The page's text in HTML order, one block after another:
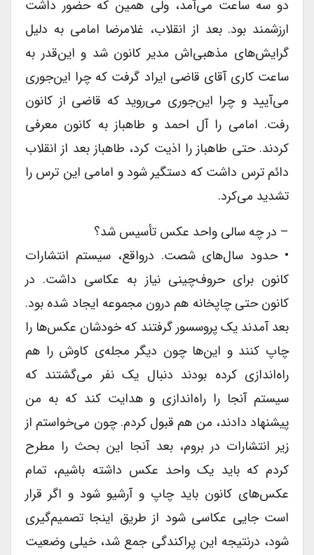
دو سه ساعت می‌آمد، ولی همین که حضور داشت
ارزشمند بود. بعد از انقلاب، غلامرضا امامی به دلیل
گرایش‌های مذهبی‌اش مدیر کانون شد و این‌قدر به
ساعت کاری آقای قاضی ایراد گرفت که چرا این‌جوری
می‌آیید و چرا این‌جوری می‌روید که قاضی از کانون
رفت. امامی را آل احمد و طاهباز به کانون معرفی
کردند. حتی طاهباز را اذیت کرد، طاهباز بعد از انقلاب
دائم ترس داشت که دستگیر شود و امامی این ترس را
تشدید می‌کرد.
– در چه سالی واحد عکس تأسیس شد؟
• حدود سال‌های شصت. درواقع، سیستم انتشارات
کانون برای حروف‌چینی نیاز به عکاسی داشت. در
کانون حتی چاپخانه هم درون مجموعه ایجاد شده بود.
بعد آمدند یک پروسسور گرفتند که خودشان عکس‌ها را
چاپ کنند و این‌ها چون دیگر مجله‌ی کاوش را هم
راه‌اندازی کرده بودند دنبال یک نفر می‌گشتند که
سیستم آنجا را راه‌اندازی و هدایت کند که به من
پیشنهاد دادند، من هم قبول کردم. چون می‌خواستم از
زیر انتشارات در بروم، بعد آنجا این بحث را مطرح
کردم که باید یک واحد عکس داشته باشیم، تمام
عکس‌های کانون باید چاپ و آرشیو شود و اگر قرار
است جایی عکاسی شود از طریق اینجا تصمیم‌گیری
شود، درنتیجه این پراکندگی جمع شد، خیلی وضعیت